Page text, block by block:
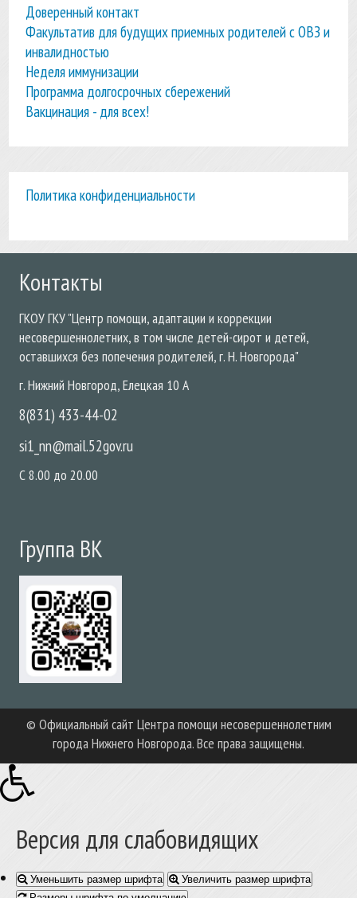
Доверенный контакт
Факультатив для будущих приемных родителей с ОВЗ и
инвалидностью
Неделя иммунизации
Программа долгосрочных сбережений
Вакцинация - для всех!
Политика конфиденциальности
Контакты
ГКОУГКУ "Центр помощи, адаптации и коррекции
несовершеннолетних, в том числе детей-сирот и детей,
оставшихся без попечения родителей, г. Н. Новгорода"
г. Нижний Новгород,Елецкая 10 А
8(831) 433-44-02
si1_nn@mail.52gov.ru
С 8.00 до 20.00
Группа ВК
© Официальный сайт Центра помощи несовершеннолетним
города Нижнего Новгорода. Все права защищены.
Версия для слабовидящих
Уменьшить размер шрифта
Увеличить размер шрифта